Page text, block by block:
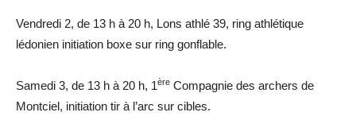
Vendredi 2, de 13 h à 20 h, Lons athlé 39, ring athlétique
lédonien initiation boxe sur ring gonflable.
Samedi 3, de 13 h à 20 h, 1ère Compagnie des archers de
Montciel, initiation tir à l’arc sur cibles.